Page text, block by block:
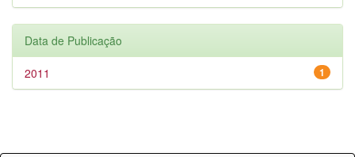
Data de Publicação
1
2011